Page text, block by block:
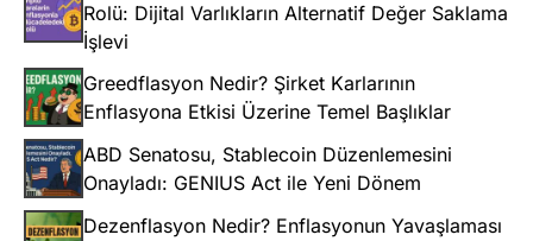
Rolü: Dijital Varlıkların Alternatif Değer Saklama
İşlevi
Greedflasyon Nedir? Şirket Karlarının
Enflasyona Etkisi Üzerine Temel Başlıklar
ABD Senatosu, Stablecoin Düzenlemesini
Onayladı: GENIUS Act ile Yeni Dönem
Dezenflasyon Nedir? Enflasyonun Yavaşlaması